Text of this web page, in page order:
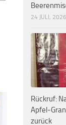
24 JULI, 2026
Rückruf:
Apfel-
zurück